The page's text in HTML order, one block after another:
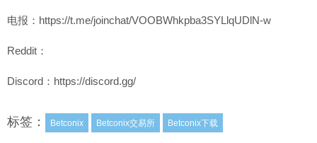
电报：https://t.me/joinchat/VOOBWhkpba3SYLlqUDlN-w
Reddit：
Discord：https://discord.gg/
标签： Betconix Betconix交易所 Betconix下载